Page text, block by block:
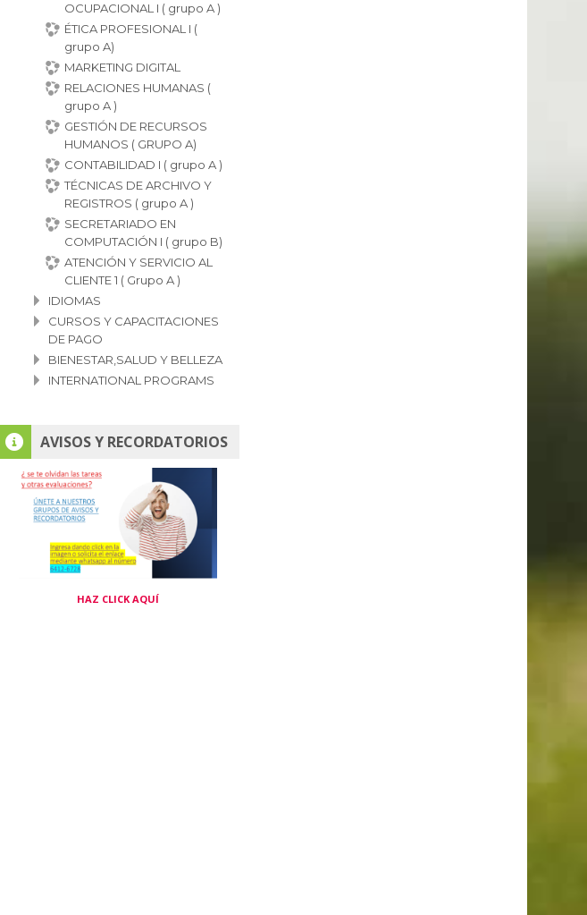
OCUPACIONAL I ( grupo A )
ÉTICA PROFESIONAL I (
grupo A)
MARKETING DIGITAL
RELACIONES HUMANAS (
grupo A )
GESTIÓN DE RECURSOS
HUMANOS ( GRUPO A)
CONTABILIDAD I ( grupo A )
TÉCNICAS DE ARCHIVO Y
REGISTROS ( grupo A )
SECRETARIADO EN
COMPUTACIÓN I ( grupo B)
ATENCIÓN Y SERVICIO AL
CLIENTE 1 ( Grupo A )
IDIOMAS
CURSOS Y CAPACITACIONES
DE PAGO
BIENESTAR,SALUD Y BELLEZA
INTERNATIONAL PROGRAMS
Salta AVISOS Y RECORDATORIOS
AVISOS Y RECORDATORIOS
HAZ CLICK AQUÍ